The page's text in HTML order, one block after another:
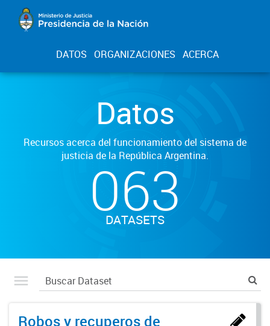
DATOS ORGANIZACIONES ACERCA
Datos
Recursos acerca del funcionamiento del sistema de
justicia de la República Argentina.
063
DATASETS
Robos y recuperos de